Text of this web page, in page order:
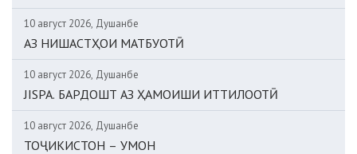
10 август 2026, Душанбе
АЗ НИШАСТҲОИ МАТБУОТӢ
10 август 2026, Душанбе
JISPA. БАРДОШТ АЗ ҲАМОИШИ ИТТИЛООТӢ
10 август 2026, Душанбе
ТОҶИКИСТОН – УМОН